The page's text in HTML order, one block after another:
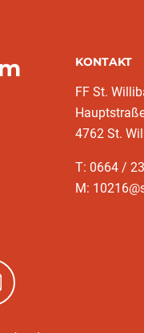
KONTAKT
FF St.
4762 St.
T: 0664 /
M:
Fenster)